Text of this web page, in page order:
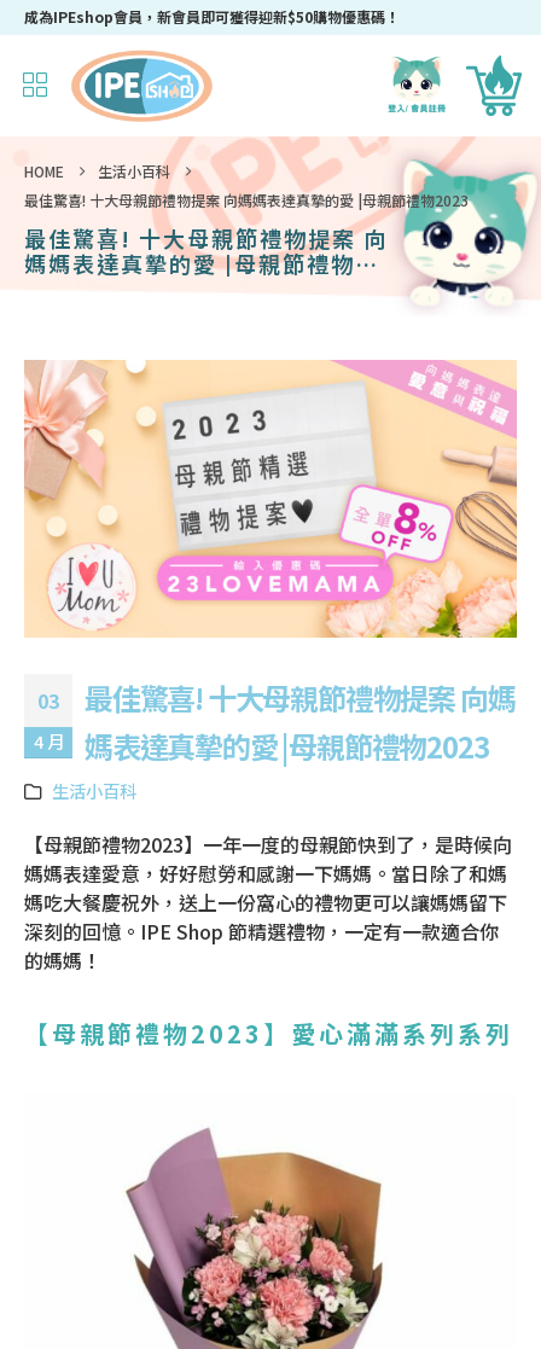
成為IPEshop會員，新會員即可獲得迎新$50購物優惠碼！
HOME
生活小百科
最佳驚喜! 十大母親節禮物提案 向媽媽表達真摯的愛 |母親節禮物2023
最佳驚喜! 十大母親節禮物提案 向
媽媽表達真摯的愛 |母親節禮物
03
4 月
最佳驚喜! 十大母親節禮物提案 向媽
媽表達真摯的愛 |母親節禮物2023
生活小百科
【母親節禮物2023】一年一度的母親節快到了，是時候向
媽媽表達愛意，好好慰勞和感謝一下媽媽。當日除了和媽
媽吃大餐慶祝外，送上一份窩心的禮物更可以讓媽媽留下
深刻的回憶。IPE Shop 節精選禮物，一定有一款適合你
的媽媽！
【母親節禮物2023】愛心滿滿系列系列